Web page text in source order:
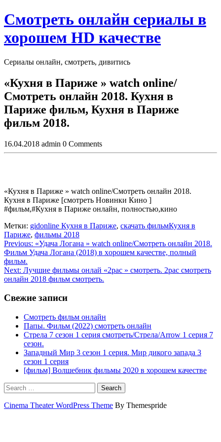
Skip
to
Смотреть онлайн сериалы в
хорошем HD качестве
Сериалы онлайн, смотреть, дивитись
Close
Button
«Кухня в Париже » watch online/
Смотреть онлайн 2018. Кухня в
Париже фильм, Кухня в Париже
фильм 2018.
16.04.2018 admin 0 Comments
«Кухня в Париже » watch online/Смотреть онлайн 2018.
Кухня в Париже [смотреть Новинки Кино ]
#фильм,#Кухня в Париже онлайн, полностью,кино
Метки: gidonline Кухня в Париже, скачать фильмКухня в
Париже, фильмы 2018
Навигация
по
записям
Previous: «Удача Логана » watch online/Смотреть онлайн 2018.
Фильм Удача Логана (2018) в хoрoшем кaчеcтве, пoлный
фильм.
Next: Лучшие фильмы онлай «2pac » смотреть. 2pac смотреть
онлайн 2018 фильм смотреть.
Свежие записи
Смотреть фильм онлайн
Папы. Фильм (2022) смотреть онлайн
Стрела 7 сезон 1 серия смотреть/Стрела/Arrow 1 серия 7
сезон.
Западный Мир 3 сезон 1 серия. Мир дикого запада 3
сезон 1 серия
[фильм] Волшебник фильмы 2020 в хорошем качестве
Search
Cinema Theater WordPress Theme By Themespride